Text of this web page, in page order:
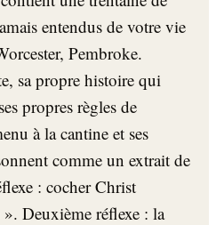
entendus de votre vie
Pembroke.
sa propre histoire qui
propres règles de
à la cantine et ses
comme un extrait de
: cocher Christ
Deuxième réflexe : la